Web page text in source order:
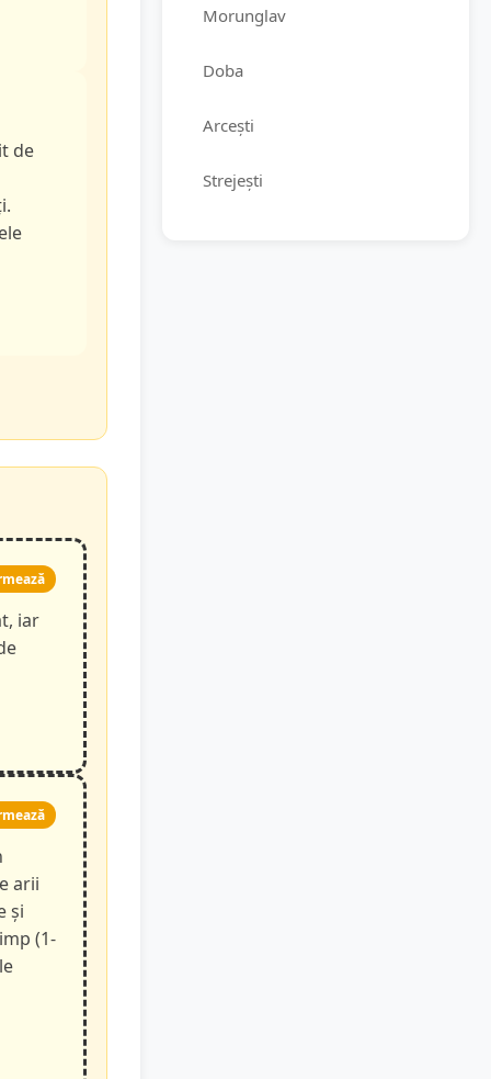
de
iar
arii
și
(1-
Morunglav
Doba
Arcești
Strejești